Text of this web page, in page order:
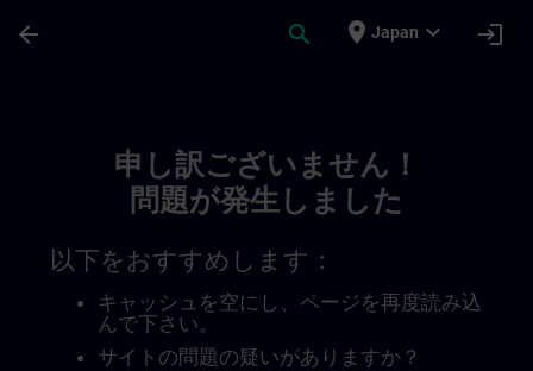
arrow_back search place Japan expand_more login
申し訳ございません！
問題が発生しました
以下をおすすめします：
キャッシュを空にし、ページを再度読み込
んで下さい。
サイトの問題の疑いがありますか？